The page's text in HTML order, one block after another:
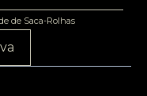
de Saca-Rolhas